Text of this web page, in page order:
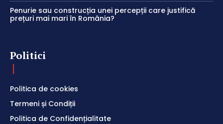
Penurie sau construcția unei percepții care justifică
prețuri mai mari în România?
Politici
Politica de cookies
Termeni și Condiții
Politica de Confidențialitate